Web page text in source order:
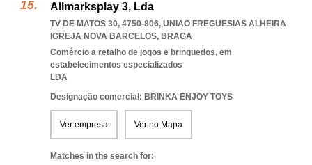
Allmarksplay 3, Lda
TV DE MATOS 30, 4750-806, UNIAO FREGUESIAS ALHEIRA
IGREJA NOVA BARCELOS, BRAGA
Comércio a retalho de jogos e brinquedos, em
estabelecimentos especializados
LDA
Designação comercial: BRINKA ENJOY TOYS
Ver empresa Ver no Mapa
Matches in the search for: